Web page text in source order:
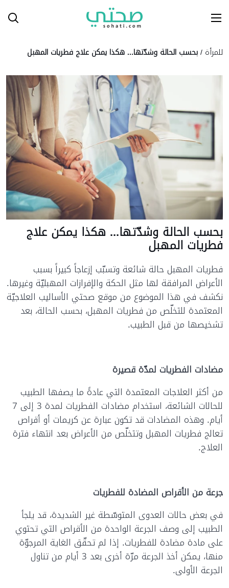
To
للمرأة /بحسب الحالة وشدّتها... هكذا يمكن علاج فطريات المهبل
بحسب الحالة وشدّتها... هكذا يمكن علاج
فطريات المهبل
فطريات المهبل حالة شائعة وتسبّب إزعاجاً كبيراً بسبب
الأعراض المرافقة لها مثل الحكة والإفرازات المهبليّة وغيرها.
نكشف في هذا الموضوع من موقع صحتي الأساليب العلاجيّة
المعتمدة للتخلّص من فطريات المهبل، بحسب الحالة، بعد
تشخيصها من قبل الطبيب.
مضادات الفطريات لمدّة قصيرة
من أكثر العلاجات المعتمدة التي عادةً ما يصفها الطبيب
للحالات الشائعة، استخدام مضادات الفطريات لمدة 3 إلى 7
أيام. وهذه المضادات قد تكون عبارة عن كريمات أو أقراص
تعالج فطريات المهبل وتتخلّص من الأعراض بعد انتهاء فترة
العلاج.
جرعة من الأقراص المضادة للفطريات
في بعض حالات العدوى المتوسّطة غير الشديدة، قد يلجأ
الطبيب إلى وصف الجرعة الواحدة من الأقراص التي تحتوي
على مادة مضادة للفطريات. إذا لم تحقّق الغاية المرجوّة
منها، يمكن أخذ الجرعة مرّة أخرى بعد 3 أيام من تناول
الجرعة الأولى.